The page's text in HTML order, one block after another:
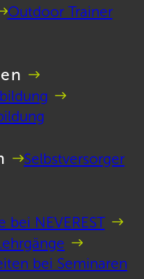
Outdoor Trainer
Selbstversorger
bei NEVEREST
bei Seminaren